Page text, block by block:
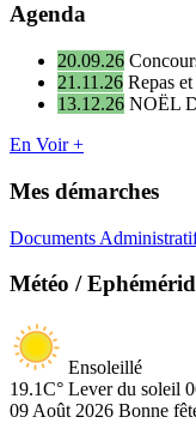
Agenda
20.09.26
21.11.26 Repas
13.12.26 NOËL
En Voir +
Mes démarches
Documents
Météo /
Ensoleillé
19.1C° Lever du soleil
09 Août 2026 Bonne